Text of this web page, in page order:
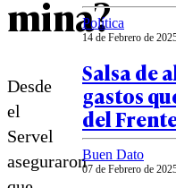
mina?
Desde
el
Servel
aseguraron
Política
14 de Febrero de
Salsa de
gastos
del
Buen Dato
07 de Febrero de